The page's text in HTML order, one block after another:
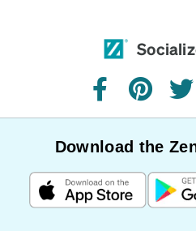
facebookpinterest
Download the